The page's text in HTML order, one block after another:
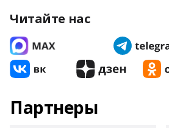
Читайте нас
Партнеры